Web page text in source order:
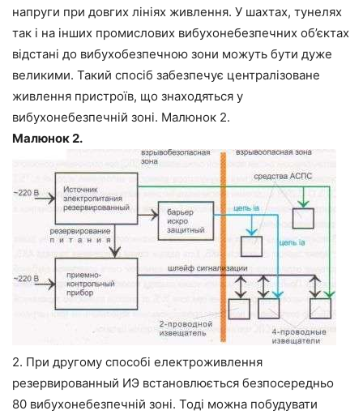
напруги при довгих лініях живлення. У шахтах, тунелях
так і на інших промислових вибухонебезпечних об’єктах
відстані до вибухобезпечною зони можуть бути дуже
великими. Такий спосіб забезпечує централізоване
живлення пристроїв, що знаходяться у
вибухонебезпечній зоні. Малюнок 2.
Малюнок 2.
2. При другому способі електроживлення
резервированный ИЭ встановлюється безпосередньо
80 вибухонебезпечній зоні. Тоді можна побудувати